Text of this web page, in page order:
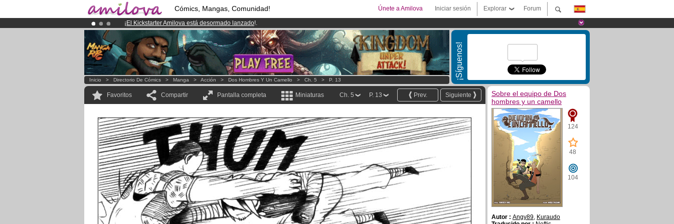
Cómics, Mangas, Comunidad! Forum
Explorar
Iniciar sesión
Únete a Amilova
¡ El Kickstarter Amilova está desormado lanzado!.
¡Conviertete en Premium por3.95 eurosal mes!Hazte Premium ya
¡Ya tenemos 100000miembrosy 1000 Cómics y Mangas!.
¡Síguenos!
Inicio > Directorio De Cómics > Manga > Acción > Dos Hombres Y Un Camello > Ch. 5 > P. 13
Favoritos Compartir Pantalla completa Miniaturas Siguiente
Prev.
P. 13
Ch. 5
Sobre el equipo de Dos
hombres y un camello
124
48
104
Autor : Angy89, Kuraudo